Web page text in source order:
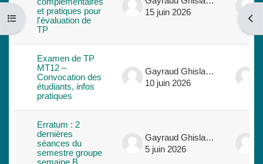
Ouvrir l’index du cours
et pratiques pour
l'évaluation de
TP
15 juin 2026
Examen de TP
MT12 –
Convocation des
étudiants, infos
pratiques
Gayraud Ghislaine
10 juin 2026
Erratum : 2
dernières
séances du
semestre groupe
Gayraud Ghislaine
5 juin 2026